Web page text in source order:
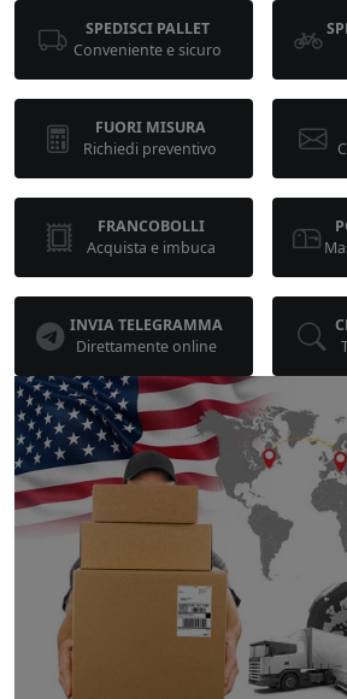
calcola
SPEDISCI PALLET
Conveniente e sicuro
FUORI MISURA
Richiedi preventivo
FRANCOBOLLI
Acquista e imbuca
INVIA TELEGRAMMA
Direttamente online